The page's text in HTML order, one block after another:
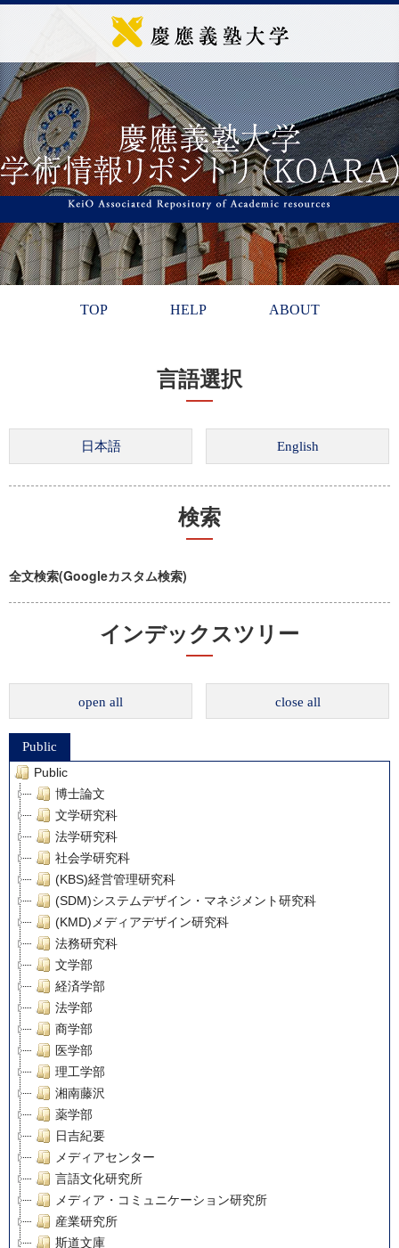
TOP HELP ABOUT
言語選択
検索
全文検索(Googleカスタム検索)
インデックスツリー
open all close all
Public
Public
博士論文
文学研究科
法学研究科
社会学研究科
(KBS)経営管理研究科
(SDM)システムデザイン・マネジメント研究科
(KMD)メディアデザイン研究科
法務研究科
文学部
経済学部
法学部
商学部
医学部
理工学部
湘南藤沢
薬学部
日吉紀要
メディアセンター
言語文化研究所
メディア・コミュニケーション研究所
産業研究所
斯道文庫